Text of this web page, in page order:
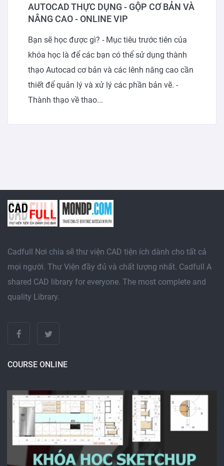
AUTOCAD THỰC DỤNG - GỘP CƠ BẢN VÀ
NÂNG CAO - ONLINE VIP
Bạn sẽ học được gì? - Mục tiêu trước tiên của
khóa học là để các bạn có thể sử dụng thành
thạo Autocad cơ bản và các lênh nâng cao cần
thiết để quản lý và xử lý các phần bản vẽ. -
Thành thạo về thao...
Cadfull Nơi chia sẽ thư viện CAD tiện ích dành cho tất cả
mọi người. Thư Viện đầy đủ và chất lượng nhất. Cadfull A
shared CAD library for everyone. The most complete and
quality Library.
COURSE ONLINE